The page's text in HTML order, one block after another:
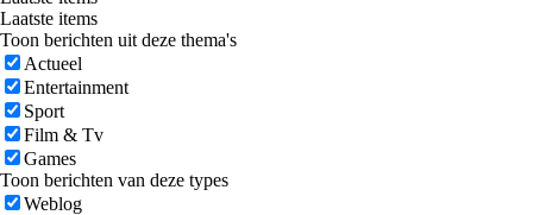
Laatste items
Toon berichten uit deze thema's
Actueel
Entertainment
Sport
Film & Tv
Games
Toon berichten van deze types
Weblog